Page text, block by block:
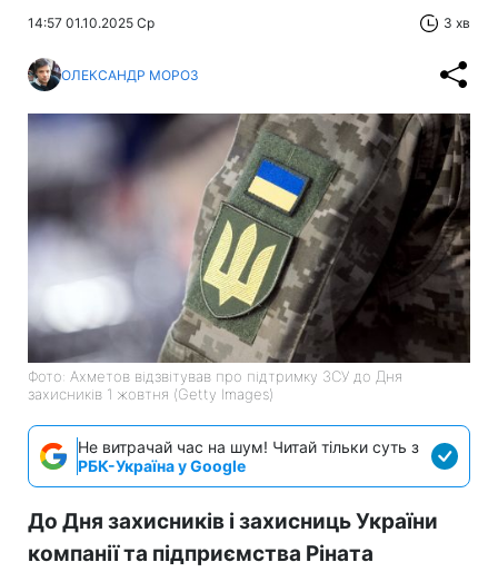
14:57 01.10.2025 Ср 3 хв
ОЛЕКСАНДР МОРОЗ
Фото: Ахметов відзвітував про підтримку ЗСУ до Дня
захисників 1 жовтня (Getty Images)
Не витрачай час на шум! Читай тільки суть з
РБК-Україна у Google
До Дня захисників і захисниць України
компанії та підприємства Ріната